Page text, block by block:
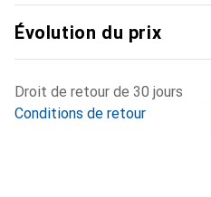
Évolution du prix
Droit de retour de 30 jours
Conditions de retour